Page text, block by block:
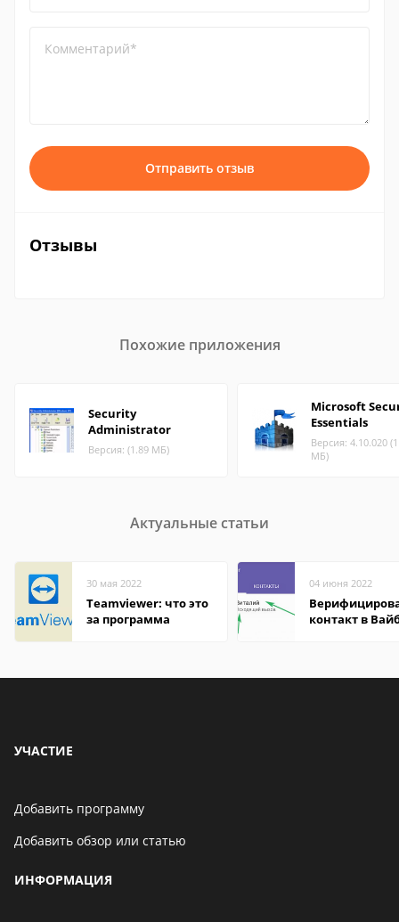
Комментарий*
Отправить отзыв
Отзывы
Похожие приложения
Security
Administrator
Версия: (1.89 МБ)
Microsoft
Essentials
Версия: 4.10.020
МБ)
Актуальные статьи
30 мая 2022
Teamviewer: что это
за программа
04 июня 2022
контакт в
УЧАСТИЕ
Добавить программу
Добавить обзор или статью
ИНФОРМАЦИЯ